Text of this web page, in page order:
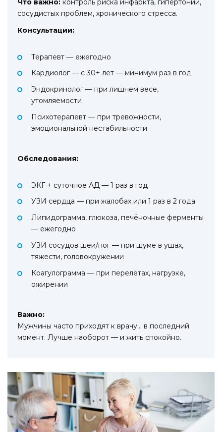
Что важно: контроль риска инфаркта, гипертонии,
сосудистых проблем, хронического стресса.
Консультации:
Терапевт — ежегодно
Кардиолог — с 30+ лет — минимум раз в год
Эндокринолог — при лишнем весе,
утомляемости
Психотерапевт — при тревожности,
эмоциональной нестабильности
Обследования:
ЭКГ + суточное АД — 1 раз в год
УЗИ сердца — при жалобах или 1 раз в 2 года
Липидограмма, глюкоза, печёночные ферменты
— ежегодно
УЗИ сосудов шеи/ног — при шуме в ушах,
тяжести, головокружении
Коагулограмма — при перелётах, нагрузке,
ожирении
Важно:
Мужчины часто приходят к врачу… в последний
момент. Лучше наоборот — и жить спокойно.